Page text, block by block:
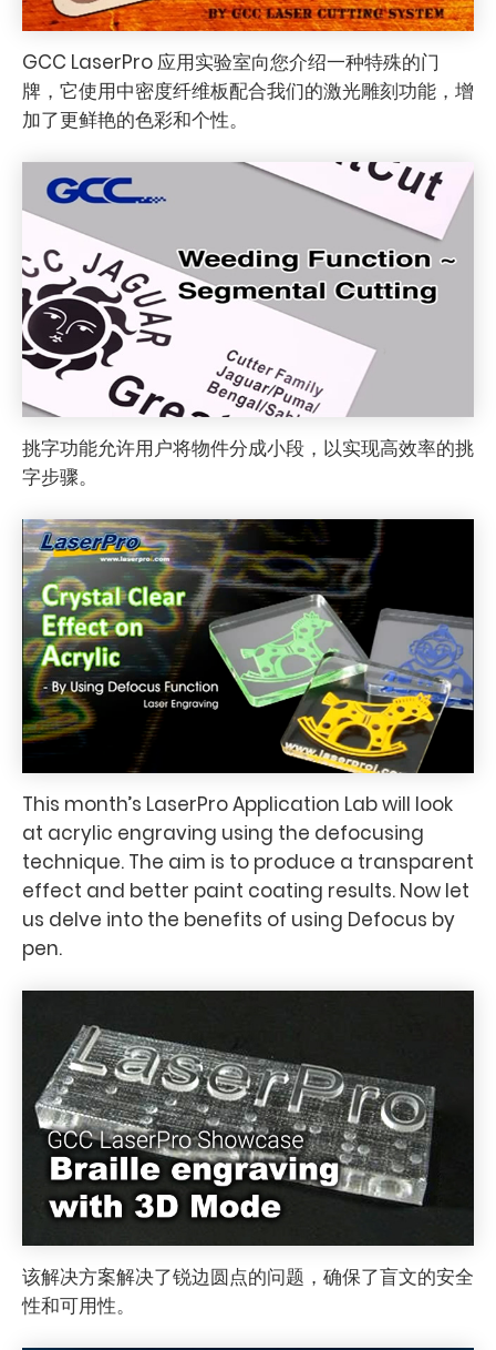
GCC LaserPro 应用实验室向您介绍一种特殊的门
牌，它使用中密度纤维板配合我们的激光雕刻功能，增
加了更鲜艳的色彩和个性。
挑字功能允许用户将物件分成小段，以实现高效率的挑
字步骤。
This month’s LaserPro Application Lab will look
at acrylic engraving using the defocusing
technique. The aim is to produce a transparent
effect and better paint coating results. Now let
us delve into the benefits of using Defocus by
pen.
该解决方案解决了锐边圆点的问题，确保了盲文的安全
性和可用性。